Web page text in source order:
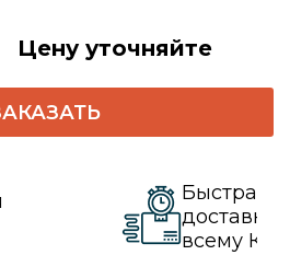
Цену уточняйте
Быстрая
доставка
всему КЗ